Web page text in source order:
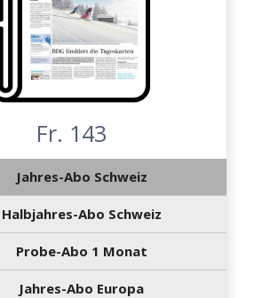
Fr. 143
Jahres-Abo Schweiz
Halbjahres-Abo Schweiz
Probe-Abo 1 Monat
Jahres-Abo Europa